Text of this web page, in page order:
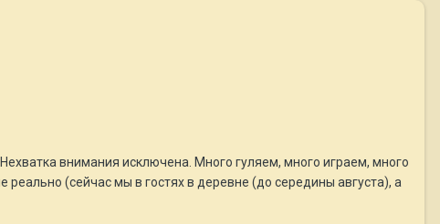
внимания исключена. Много гуляем, много играем, много
реально (сейчас мы в гостях в деревне (до середины августа), а